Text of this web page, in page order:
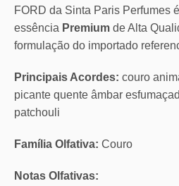
FORD da Sinta Paris Perfumes
essência Premium de Alta
formulação do importado
Principais Acordes: couro
picante quente âmbar
patchouli
Família Olfativa: Couro
Notas Olfativas: